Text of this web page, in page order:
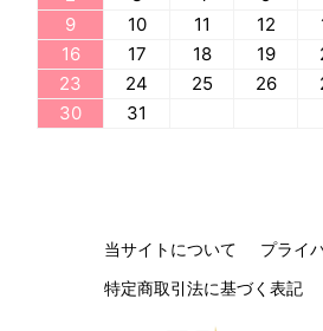
9
10 11 12
16
17 18 19
23
24 25 26
30
31
当サイトについて
プライ
特定商取引法に基づく表記